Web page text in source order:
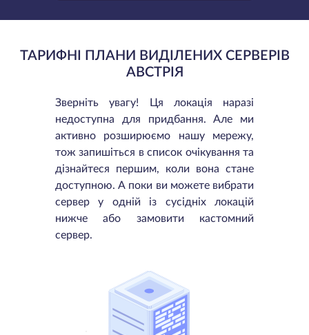
ТАРИФНІ ПЛАНИ ВИДІЛЕНИХ СЕРВЕРІВ
АВСТРІЯ
Зверніть увагу! Ця локація наразі
недоступна для придбання. Але ми
активно розширюємо нашу мережу,
тож запишіться в список очікування та
дізнайтеся першим, коли вона стане
доступною. А поки ви можете вибрати
сервер у одній із сусідніх локацій
нижче або замовити кастомний
сервер.